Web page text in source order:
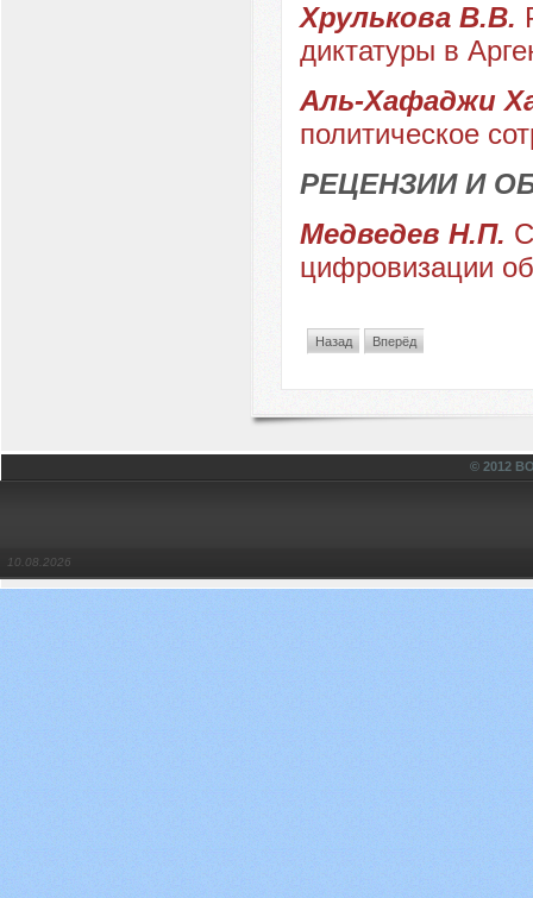
Хрулькова В.В.
диктатуры в
Аль-Хафаджи
политическое
РЕЦЕНЗИИ И
Медведев Н.П.
цифровизации
Назад Вперёд
© 2012
10.08.2026